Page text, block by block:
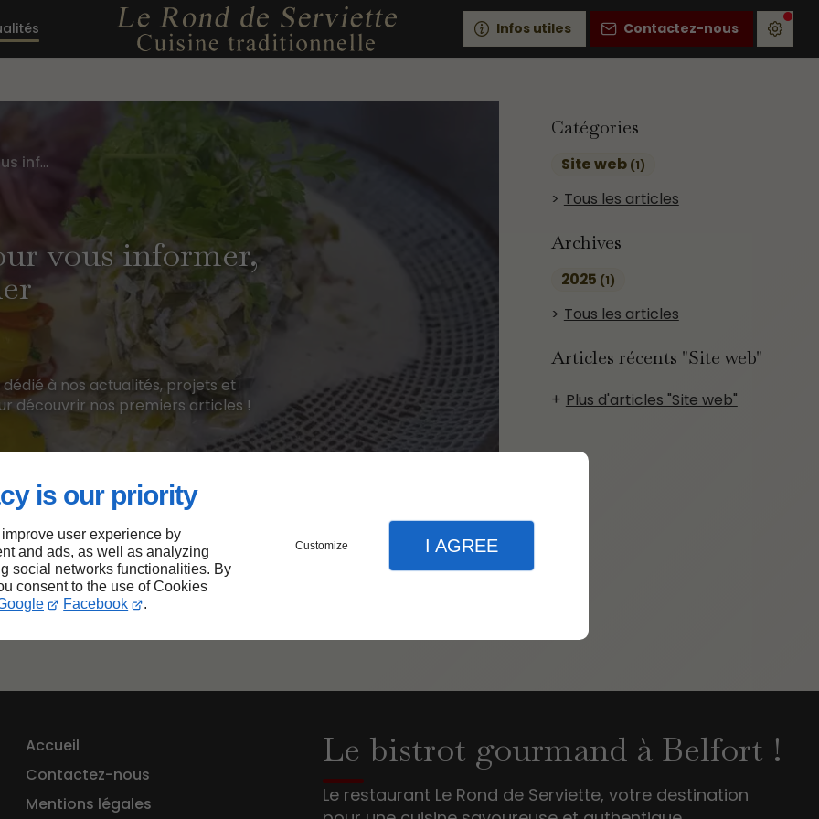
is our priority
user experience by
and ads, as well as analyzing
social networks functionalities. By
consent to the use of Cookies
Facebook .
Customize I AGREE
Infos utiles Contactez-nous
Catégories
Site web (1)
Tous les articles
Archives
2025 (1)
Tous les articles
Articles récents "Site web"
Plus d'articles "Site web"
Des contenus pensés pour vous informer, vous inspirer, vous guider
vous informer,
à nos actualités, projets et
découvrir nos premiers articles !
site permet à chacun d’accéder plus facilement à nos services
inclusif, en respectant les meilleures pratiques d’accessibilité
notre site pour réduire notre empreinte numérique.
performance, responsabilité et accessibilité.
Accueil
Contactez-nous
Mentions légales
Le bistrot gourmand à Belfort !
Le restaurant Le Rond de Serviette, votre destination